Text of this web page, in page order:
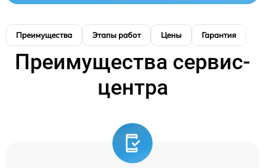
Преимущества Этапы работ Цены Гарантия
Преимущества сервис-
центра